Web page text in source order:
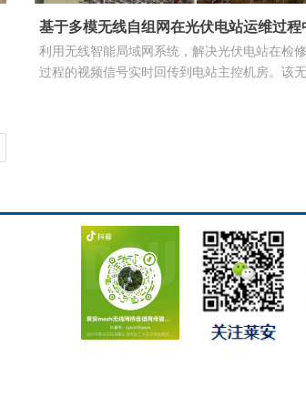
基于多模无线自组网在光伏电站运维过程
利用无线智能局域网系统，解决光伏电站在检
过程的视频信号实时回传到电站主控机房。该